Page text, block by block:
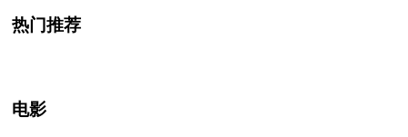
热门推荐
电影